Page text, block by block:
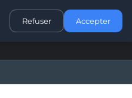
CONTACT
Refuser Accepter